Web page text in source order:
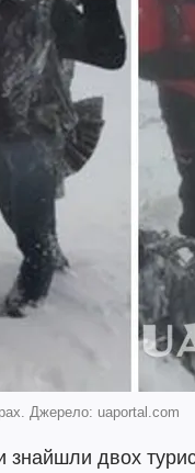
Джерело: uaportal.com
двох